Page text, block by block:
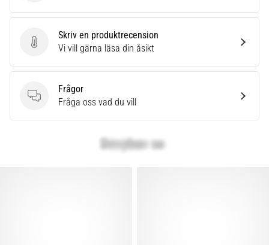
Skriv en produktrecension
Skriv en produktrecension
Vi vill gärna läsa din åsikt
Frågor
Frågor
Fråga oss vad du vill